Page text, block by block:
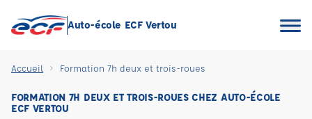
Auto-école ECF Vertou
Accueil Formation 7h deux et trois-roues
FORMATION 7H DEUX ET TROIS-ROUES CHEZ AUTO-ÉCOLE
ECF VERTOU